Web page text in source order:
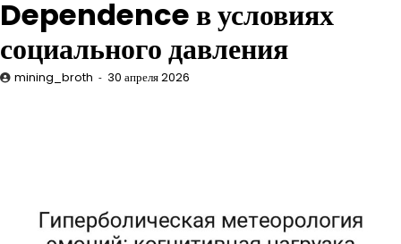
Dependence в условиях
социального давления
mining_broth 30 апреля 2026